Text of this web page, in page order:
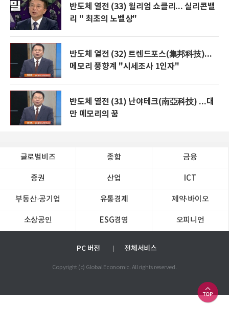
반도체 열전 (33) 윌리엄 쇼클리... 실리콘밸
리 " 최초의 노벨상"
반도체 열전 (32) 트렌드포스(集邦科技)...
메모리 풍향계 "시세조사 1인자"
반도체 열전 (31) 난야테크(南亞科技) ...대
만 메모리의 꿈
글로벌비즈 종합 금융
증권 산업 ICT
부동산·공기업 유통경제 제약∙바이오
소상공인 ESG경영 오피니언
PC 버전 전체서비스
Copyright (c) Global Economic. All rights reserved.